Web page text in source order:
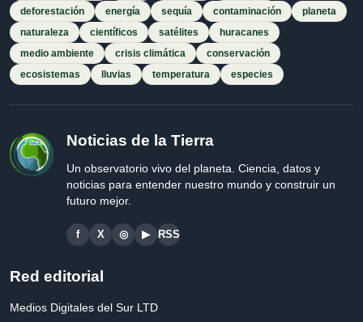
deforestación
energía sequía contaminación
planeta
naturaleza
científicos satélites
huracanes
medio ambiente
crisis climática
conservación
ecosistemas
lluvias temperatura especies
Noticias de la Tierra
Un observatorio vivo del planeta. Ciencia, datos y
noticias para entender nuestro mundo y construir un
futuro mejor.
f X ◎ ▶ RSS
Red editorial
Medios Digitales del Sur LTD